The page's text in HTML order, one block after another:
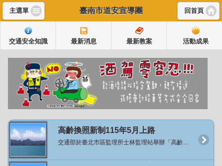
主選單 回首頁
臺南市道安宣導團
交通安全知識 最新消息 最新教案 活動成果
高齡換照新制115年5月上路
交通部於臺北市區監理所士林監理站舉辦「高齡換照新制代言人暨宣導影片發布記者會」，正式宣布將於115年5月起實施高齡換照新制，並邀請資深藝人沈文程先生擔任政策代言人，以親切溫暖的形象向社會傳遞一個重要訊息：「換照不是限制，而是安心的開始」。 交通部陳世凱部長於致詞時表示，臺灣正邁入超高齡社會，越來越多長輩持續開車、參與社會，因此「保障高齡駕駛安全」既是挑戰也是責任。這次換照新制並非剝奪權利，而是透過醫學評估、教育課程與貼心配套，讓長者能夠更長久、更安心地開車或騎車，同時讓家人們也放心。 為了讓社會各界更了解新制的推動背景及醫學依據，交通部在今年在6-8月間，積極走入民間，在全國20縣市，共計22處的廟口辦理「換照保平安」宣講，累積超過3千位長者們了解這項政策。接下來自11月中旬起，於全國辦理7場「高齡換照講座—醫師出任務」系列活動，邀請凱旋醫院黃敏偉副院長、台中榮總精神部侯伯勳主任等專業醫師，地點包括臺中、南投、新竹市、屏東、高雄及彰化等地。講座將以醫學角度說明高齡者身體機能退化對駕駛安全的影響、慢性病與藥物交互作用的潛在風險，並由監理人員現場解說115年新制內容，協助長者瞭解換照流程與注意事項。 陳世凱部長表示，根據交通部統計處與公路局的民調顯示有超過八成民眾支持高齡交通安全政策的這項作法，代表的不是限制，而是關心及愛。強調保障長輩的行動權益，是我們的優先目標與方向，「這項政策的推動，不是要取代長輩的選擇，而是提供更安心的選擇」。 本次新制推動的目的在於關懷高齡駕駛安全，而非限制長者開車權利。依新制規定：滿70歲長者，須通過體檢並完成安全教育課程後，即可換發駕照，有效期限至75歲；滿75歲長者，維持3年換照制度，除須通過體檢及安全教育課程外，並須通過認知功能測驗，方可換發有效3年的駕照。 陳部長提到，七十歲換照政策，從明年五月開始會有兩年緩衝期，超過七十歲的長者們，來到監理所站會提供換照服務，換照過程絕對不是禁止，也沒有考試，但有兩件很重要事情，第一個要讓醫生確定身體狀況，也就是要經過體檢部分，體格檢查是確認我們的硬體是沒有問題的；第二件事是提供免費交通安全教育課程的服務，提供這服務原因是大部分民眾考照年齡，大概是20歲左右，到了70歲時，已經過了50年，交通法規其實也已不一樣，甚至路上標誌、標線也都不太一樣，所以希望交通觀念也要更新。經過體檢代表硬體確認；上過教育課程跟危險感知體驗則表示軟體更新，才讓長者開車上路。 此外，為鼓勵長者依自身狀況主動調整交通方式並兼顧移動需求，交通部自115年1月起推出「主動繳回駕照高齡者TPASS乘車回饋措施」。凡70歲以上主動繳回駕照者，公路局將提供TPASS電子錢包乘車支出每月50%回饋金，每月上限1,500元，每人可申請一次，補助期間2年。該措施涵蓋公共運輸及計程車支出，協助長者有充分時間適應交通工具轉換並培養公共運輸使用習慣。 交通部也指出，為配合高齡換照政策推動，特別與代言人沈文程合作，於公園、登山步道入口等長者常活動地點辦理快閃宣導，傳達「沒有禁止長輩開車、而是多一份安全關懷」的理念，讓每位長輩都能安心開車、開得更久也更安全。 交通部進一步說明，未來也將持續透過「公共運輸發展計畫」協助地方政府強化路網與改善偏鄉交通，打造一個高齡者能自在移動、安心出行的交通環境。讓這項制度，不只是換照規定，更是一份對高齡者的敬重與支持。 交通部強調，高齡換照新制以「分級關懷、協助安全駕駛」為核心，兼顧長者安全與行動自由。期盼透過制度與宣導並行，打造更安全、友善的高齡交通環境。 新聞連結：https://168.motc.gov.tw/theme/news/post/2511121421285